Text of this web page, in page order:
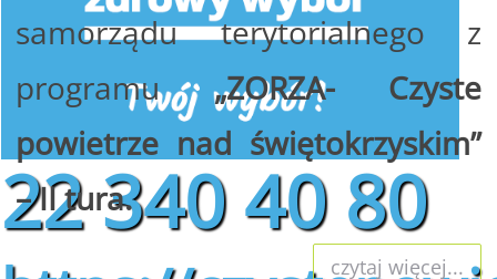
22 340 40 80
samorządu terytorialnego z
programu„ZORZA- Czyste
powietrze nad świętokrzyskim”
– II tura.
czytaj więcej...